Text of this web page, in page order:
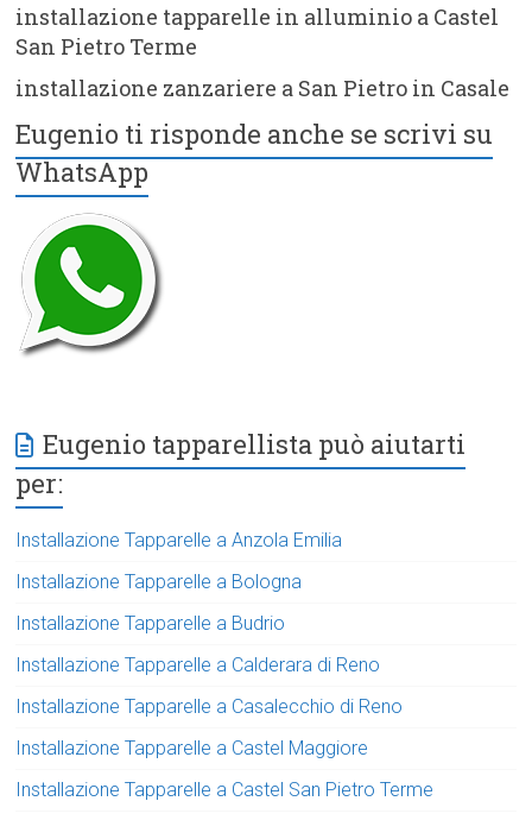
installazione tapparelle in alluminio a Castel
San Pietro Terme
installazione zanzariere a San Pietro in Casale
Eugenio ti risponde anche se scrivi su
WhatsApp
Eugenio tapparellista può aiutarti
per:
Installazione Tapparelle a Anzola Emilia
Installazione Tapparelle a Bologna
Installazione Tapparelle a Budrio
Installazione Tapparelle a Calderara di Reno
Installazione Tapparelle a Casalecchio di Reno
Installazione Tapparelle a Castel Maggiore
Installazione Tapparelle a Castel San Pietro Terme